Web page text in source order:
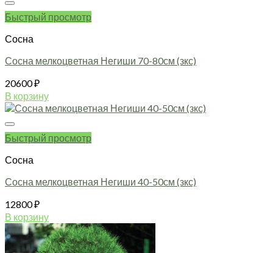
Быстрый просмотр
Сосна
Сосна мелкоцветная Негиши 70-80см (зкс)
20600₽
В корзину
Быстрый просмотр
Сосна
Сосна мелкоцветная Негиши 40-50см (зкс)
12800₽
В корзину